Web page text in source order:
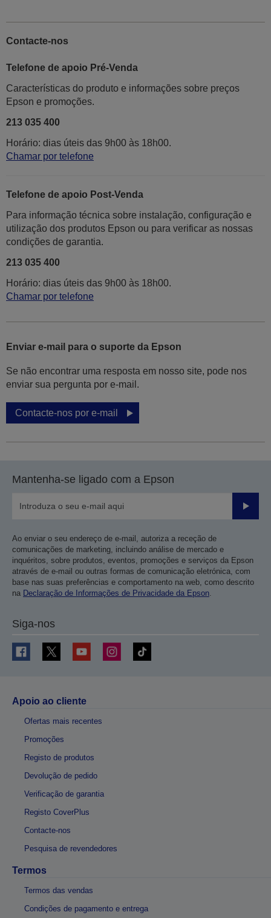
Contacte-nos
Telefone de apoio Pré-Venda
Características do produto e informações sobre preços
Epson e promoções.
213 035 400
Horário: dias úteis das 9h00 às 18h00.
Chamar por telefone
Telefone de apoio Post-Venda
Para informação técnica sobre instalação, configuração e
utilização dos produtos Epson ou para verificar as nossas
condições de garantia.
213 035 400
Horário: dias úteis das 9h00 às 18h00.
Chamar por telefone
Enviar e-mail para o suporte da Epson
Se não encontrar uma resposta em nosso site, pode nos
enviar sua pergunta por e-mail.
Contacte-nos por e-mail
Mantenha-se ligado com a Epson
Enviar
Ao enviar o seu endereço de e-mail, autoriza a receção de
comunicações de marketing, incluindo análise de mercado e
inquéritos, sobre produtos, eventos, promoções e serviços da Epson
através de e-mail ou outras formas de comunicação eletrónica, com
base nas suas preferências e comportamento na web, como descrito
na Declaração de Informações de Privacidade da Epson.
Siga-nos
Apoio ao cliente
Ofertas mais recentes
Promoções
Registo de produtos
Devolução de pedido
Verificação de garantia
Registo CoverPlus
Contacte-nos
Pesquisa de revendedores
Termos
Termos das vendas
Condições de pagamento e entrega